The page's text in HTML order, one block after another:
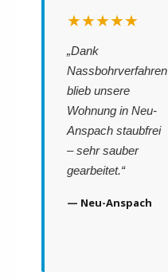
★★★★★
„Dank
Nassbohrverfahren
blieb unsere
Wohnung in Neu-
Anspach staubfrei
– sehr sauber
gearbeitet.“
— Neu-Anspach